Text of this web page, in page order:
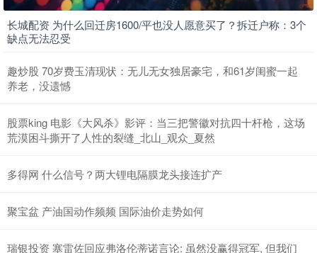
长城配资 为什么回迁房1600/平也没人愿意买了？拆迁户称：3个
缺点无法忍受
趣炒股 70岁费玉清现状：无儿无女独居豪宅，和61岁闺蜜一起
养老，没遗憾
股票king 电影《大风杀》影评：当三把警徽对抗四十杆枪，这场
荒漠困斗撕开了人性的裂缝_北山_观众_夏然
多得网 什么信号？两大锂电隔膜龙头接连扩产
聚宝盆 产油国动作频频 国际油价走势如何
瑞银投资 塞雷佐回应弗洛伦蒂诺言论: 虽然没赢得冠军, 但我们